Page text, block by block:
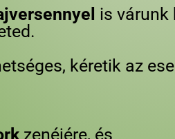
is várunk
kéretik az
zenéjére, és